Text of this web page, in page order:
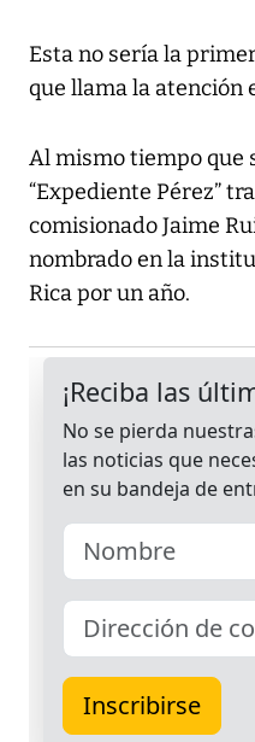
Esta no sería la
que llama la atención
Al mismo tiempo que
“Expediente Pérez”
comisionado Jaime
nombrado en la
Rica por un año.